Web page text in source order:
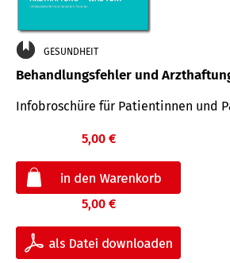
GESUNDHEIT
Behandlungsfehler und
Infobroschüre für Patientinnen und
5,00 €
5,00 €